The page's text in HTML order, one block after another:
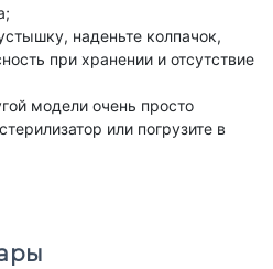
наденьте колпачок,
при хранении и отсутствие
модели очень просто
или погрузите в